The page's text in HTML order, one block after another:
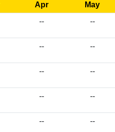
Apr May
-- --
-- --
-- --
-- --
-- --